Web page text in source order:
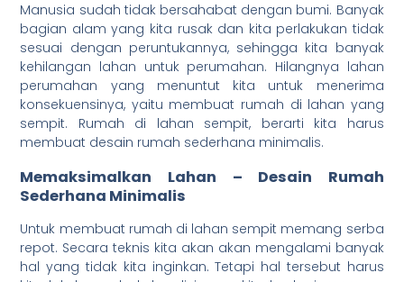
Manusia sudah tidak bersahabat dengan bumi. Banyak
bagian alam yang kita rusak dan kita perlakukan tidak
sesuai dengan peruntukannya, sehingga kita banyak
kehilangan lahan untuk perumahan. Hilangnya lahan
perumahan yang menuntut kita untuk menerima
konsekuensinya, yaitu membuat rumah di lahan yang
sempit. Rumah di lahan sempit, berarti kita harus
membuat desain rumah sederhana minimalis.
Memaksimalkan Lahan – Desain Rumah
Sederhana Minimalis
Untuk membuat rumah di lahan sempit memang serba
repot. Secara teknis kita akan akan mengalami banyak
hal yang tidak kita inginkan. Tetapi hal tersebut harus